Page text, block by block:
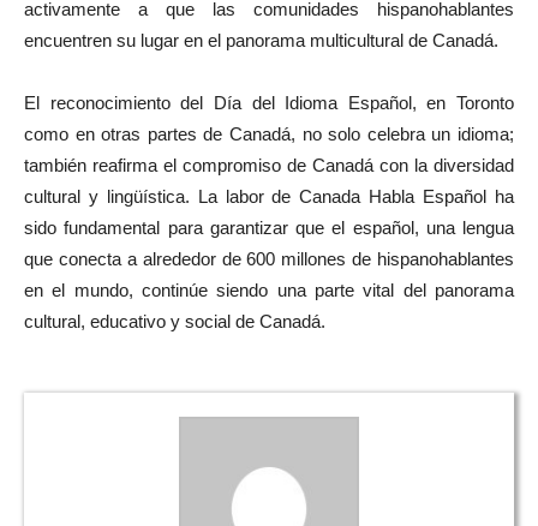
activamente a que las comunidades hispanohablantes
encuentren su lugar en el panorama multicultural de Canadá.
El reconocimiento del Día del Idioma Español, en Toronto
como en otras partes de Canadá, no solo celebra un idioma;
también reafirma el compromiso de Canadá con la diversidad
cultural y lingüística. La labor de Canada Habla Español ha
sido fundamental para garantizar que el español, una lengua
que conecta a alrededor de 600 millones de hispanohablantes
en el mundo, continúe siendo una parte vital del panorama
cultural, educativo y social de Canadá.